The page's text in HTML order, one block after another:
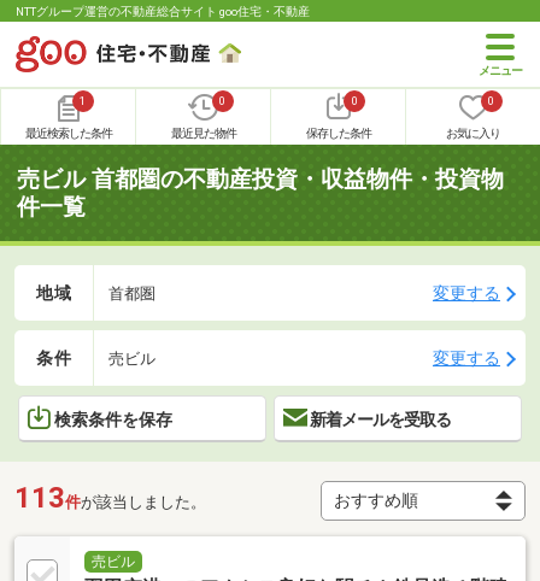
NTTグループ運営の不動産総合サイト goo住宅・不動産
1
最近検索した条件
0
最近見た物件
0
保存した条件
0
お気に入り
売ビル 首都圏の不動産投資・収益物件・投資物
件一覧
地域 首都圏 変更する
条件 売ビル 変更する
検索条件を保存 新着メールを受取る
113件が該当しました。
売ビル